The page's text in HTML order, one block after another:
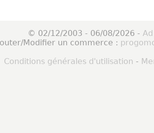
© 02/12/2003 - 06/08/2026 -
Modifier un commerce :
Conditions générales d'utilisation -